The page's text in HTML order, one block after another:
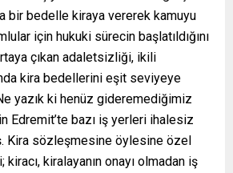
bir bedelle kiraya vererek kamuyu
için hukuki sürecin başlatıldığını
çıkan adaletsizliği, ikili
kira bedellerini eşit seviyeye
yazık ki henüz gideremediğimiz
Edremit’te bazı iş yerleri ihalesiz
Kira sözleşmesine öylesine özel
kiralayanın onayı olmadan iş